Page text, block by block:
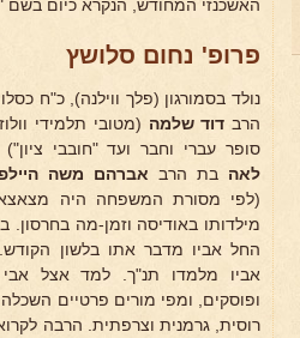
האשכנזי המחודש, הנקרא כיום בשם
פרופ' נחום סלושץ
נולד בסמורגון (פלך ווילנה), כ"ח
הרב דוד שלמה (מטובי תלמידי
סופר עברי וחבר ועד "חובבי ציון")
לאה בת הרב אברהם משה
(לפי מסורת המשפחה היה
מילדותו באודיסה וזמן-מה בחרסון.
החל אביו מדבר אתו בלשון
אביו מלמדו תנ"ך. למד אצל
ופוסקים, ומפי מורים פרטיים
רוסית, גרמנית וצרפתית. הרבה